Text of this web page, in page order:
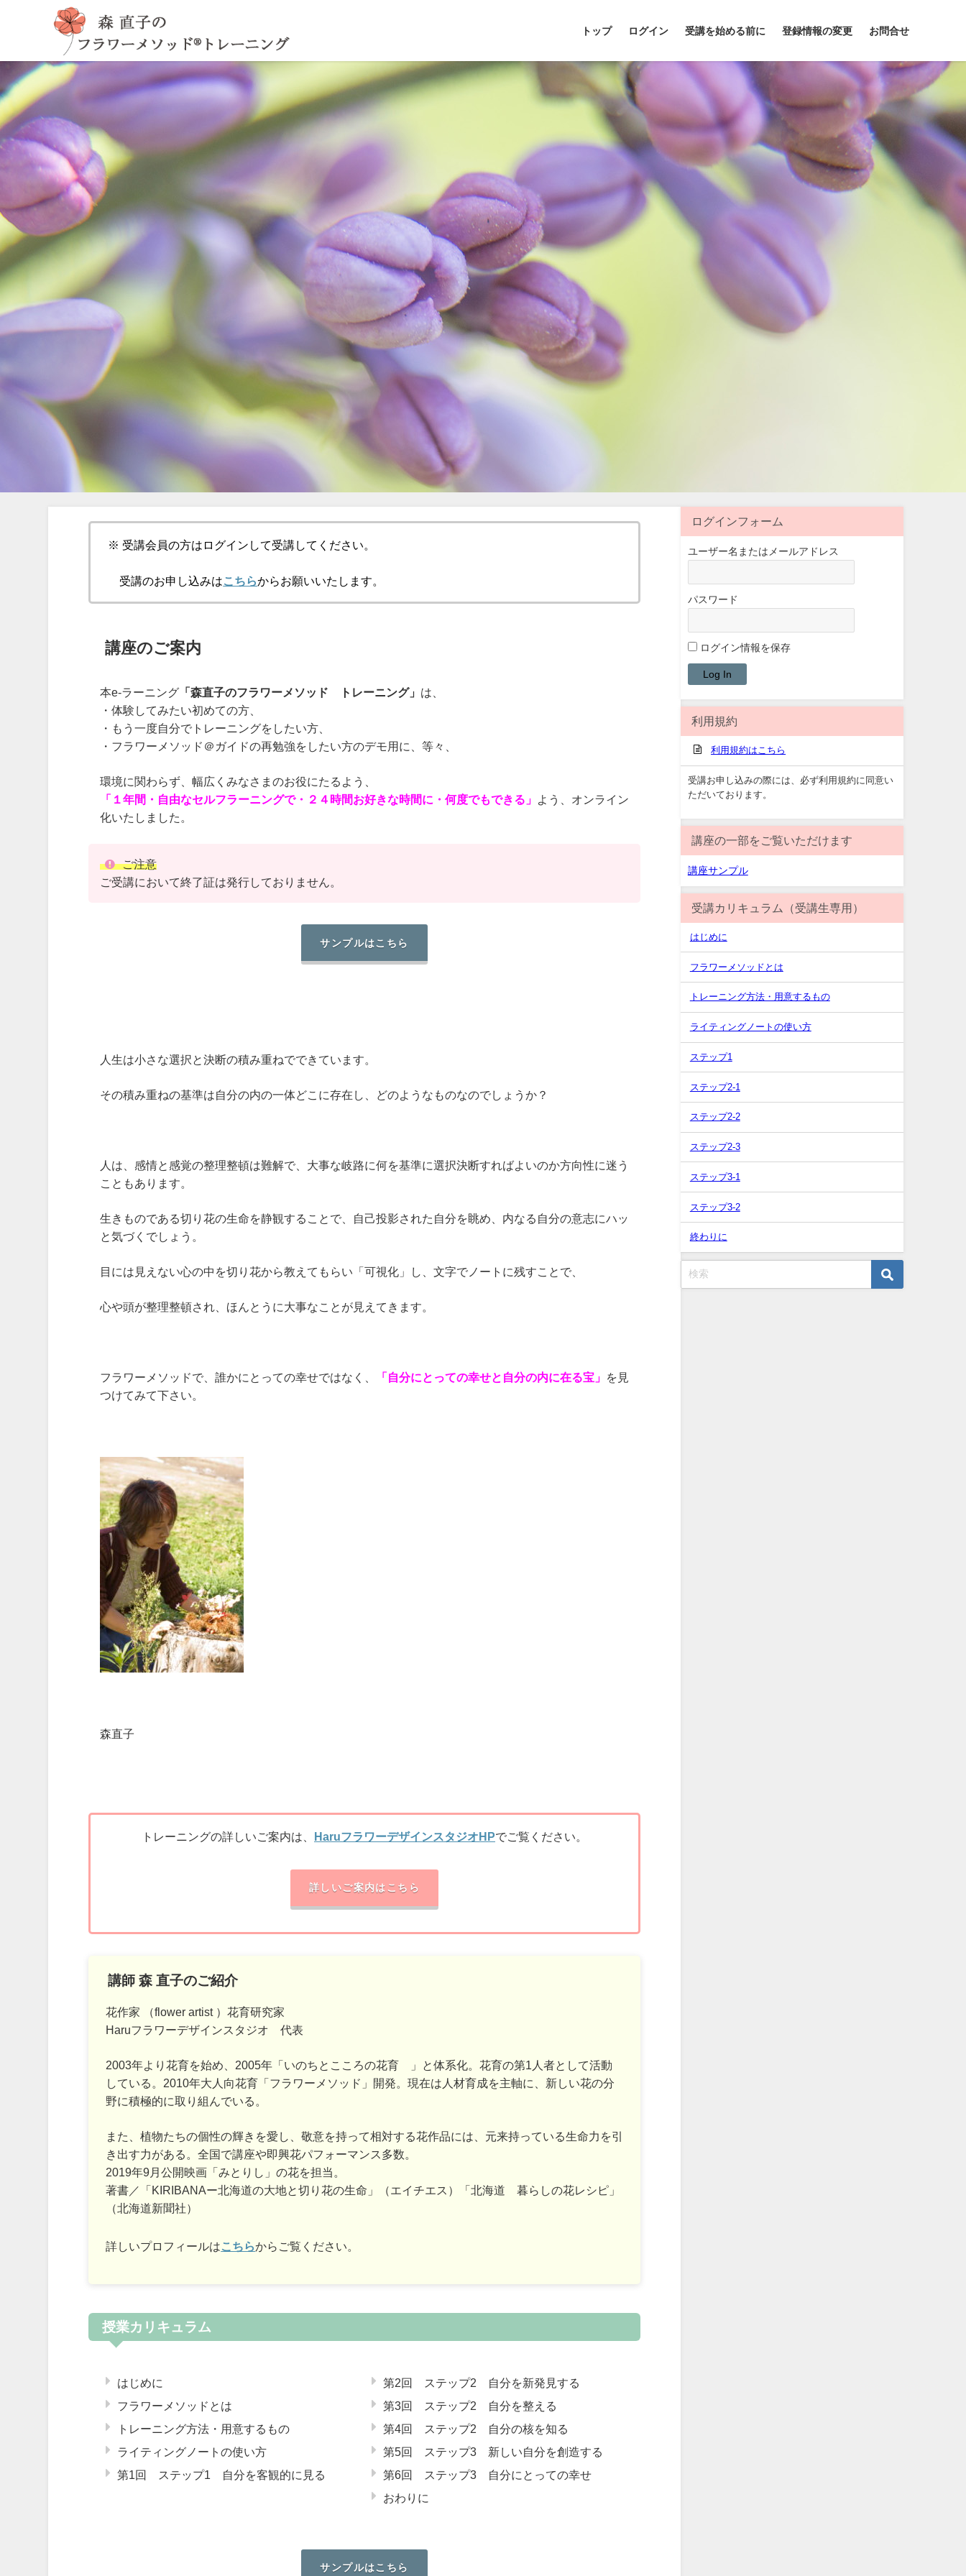
トップ ログイン 受講を始める前に 登録情報の変更 お問合せ
※ 受講会員の方はログインして受講してください。
受講のお申し込みはこちらからお願いいたします。
講座のご案内
本e-ラーニング 「森直子のフラワーメソッド®トレーニング」 は、
・体験してみたい初めての方、
・もう一度自分でトレーニングをしたい方、
・フラワーメソッド＠ガイドの再勉強をしたい方のデモ用に、等々、
環境に関わらず、幅広くみなさまのお役にたるよう、
「１年間・自由なセルフラーニングで・２４時間お好きな時間に・何度でもできる」
よう、オンライン
化いたしました。
ご注意
ご受講において終了証は発行しておりません。
サンプルはこちら
人生は小さな選択と決断の積み重ねでできています。
その積み重ねの基準は自分の内の一体どこに存在し、どのようなものなのでしょうか？
人は、感情と感覚の整理整頓は難解で、大事な岐路に何を基準に選択決断すればよいのか方向性に迷う
こともあります。
生きものである切り花の生命を静観することで、自己投影された自分を眺め、内なる自分の意志にハッ
と気づくでしょう。
目には見えない心の中を切り花から教えてもらい「可視化」し、文字でノートに残すことで、
心や頭が整理整頓され、ほんとうに大事なことが見えてきます。
フラワーメソッドで、誰かにとっての幸せではなく、 「自分にとっての幸せと自分の内に在る宝」
を見
つけてみて下さい。
森直子
トレーニングの詳しいご案内は、 HaruフラワーデザインスタジオHPでご覧ください。
詳しいご案内はこちら
講師 森 直子のご紹介
花作家 （flower artist ）花育研究家
Haruフラワーデザインスタジオ 代表
2003年より花育を始め、2005年「いのちとこころの花育®」と体系化。花育の第1人者として活動
している。2010年大人向花育「フラワーメソッド」開発。現在は人材育成を主軸に、新しい花の分
野に積極的に取り組んでいる。
また、植物たちの個性の輝きを愛し、敬意を持って相対する花作品には、元来持っている生命力を引
き出す力がある。全国で講座や即興花パフォーマンス多数。
2019年9月公開映画「みとりし」の花を担当。
著書／「KIRIBANAー北海道の大地と切り花の生命」（エイチエス）「北海道 暮らしの花レシピ」
（北海道新聞社）
詳しいプロフィールはこちらからご覧ください。
授業カリキュラム
はじめに
フラワーメソッドとは
トレーニング方法・用意するもの
ライティングノートの使い方
第1回 ステップ1 自分を客観的に見る
第2回 ステップ2 自分を新発見する
第3回 ステップ2 自分を整える
第4回 ステップ2 自分の核を知る
第5回 ステップ3 新しい自分を創造する
第6回 ステップ3 自分にとっての幸せ
おわりに
サンプルはこちら
ログインフォーム
ユーザー名またはメールアドレス
パスワード
ログイン情報を保存
利用規約
利用規約はこちら
受講お申し込みの際には、必ず利用規約に同意い
ただいております。
講座の一部をご覧いただけます
講座サンプル
受講カリキュラム（受講生専用）
はじめに
フラワーメソッドとは
トレーニング方法・用意するもの
ライティングノートの使い方
ステップ1
ステップ2-1
ステップ2-2
ステップ2-3
ステップ3-1
ステップ3-2
終わりに